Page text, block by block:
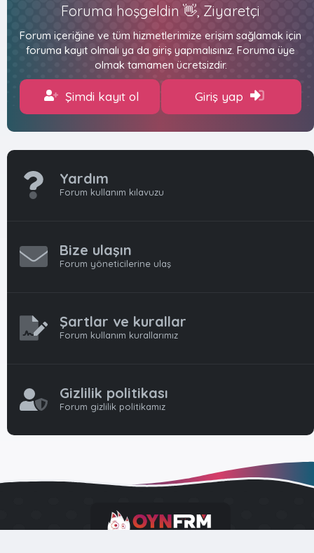
Foruma hoşgeldin 👋, Ziyaretçi
Forum içeriğine ve tüm hizmetlerimize erişim sağlamak için
foruma kayıt olmalı ya da giriş yapmalısınız. Foruma üye
olmak tamamen ücretsizdir.
Şimdi kayıt ol Giriş yap
Yardım
Forum kullanım kılavuzu
Bize ulaşın
Forum yöneticilerine ulaş
Şartlar ve kurallar
Forum kullanım kurallarımız
Gizlilik politikası
Forum gizlilik politikamız